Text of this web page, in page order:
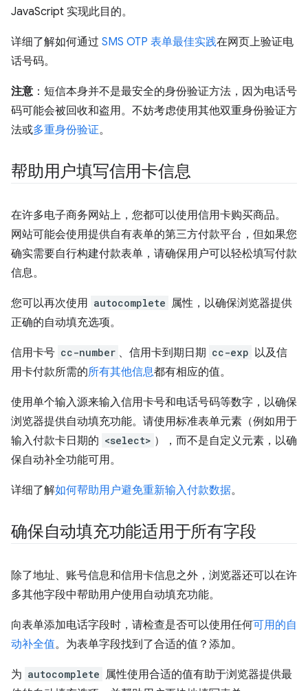
JavaScript 实现此目的。
详细了解如何通过 SMS OTP 表单最佳实践在网页上验证电
话号码。
注意：短信本身并不是最安全的身份验证方法，因为电话号
码可能会被回收和盗用。不妨考虑使用其他双重身份验证方
法或多重身份验证。
帮助用户填写信用卡信息
在许多电子商务网站上，您都可以使用信用卡购买商品。
网站可能会使用提供自有表单的第三方付款平台，但如果您
确实需要自行构建付款表单，请确保用户可以轻松填写付款
信息。
您可以再次使用 autocomplete 属性，以确保浏览器提供
正确的自动填充选项。
信用卡号 cc-number 、信用卡到期日期 cc-exp 以及信
用卡付款所需的所有其他信息都有相应的值。
使用单个输入源来输入信用卡号和电话号码等数字，以确保
浏览器提供自动填充功能。请使用标准表单元素（例如用于
输入付款卡日期的 <select> ），而不是自定义元素，以确
保自动补全功能可用。
详细了解如何帮助用户避免重新输入付款数据。
确保自动填充功能适用于所有字段
除了地址、账号信息和信用卡信息之外，浏览器还可以在许
多其他字段中帮助用户使用自动填充功能。
向表单添加电话字段时，请检查是否可以使用任何可用的自
动补全值。为表单字段找到了合适的值？添加。
为 autocomplete 属性使用合适的值有助于浏览器提供最